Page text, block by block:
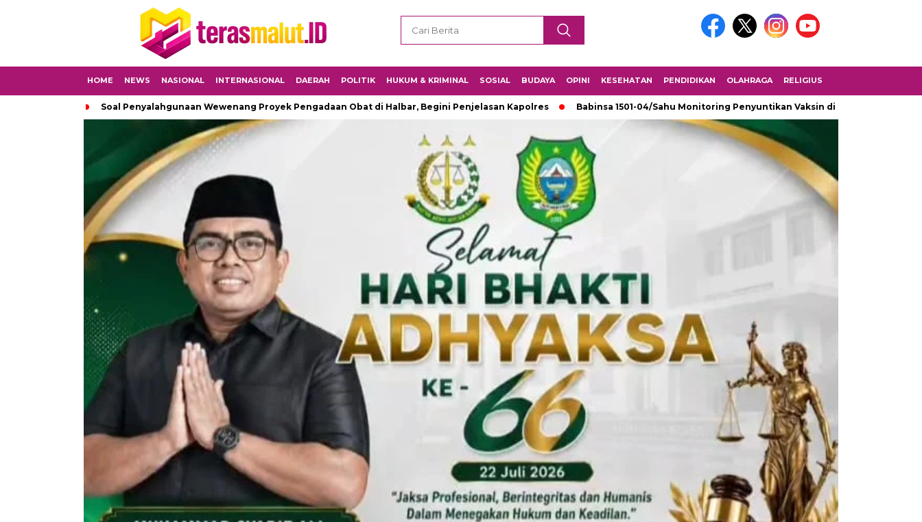
HOME NEWS NASIONAL INTERNASIONAL DAERAH POLITIK HUKUM & KRIMINAL SOSIAL BUDAYA OPINI KESEHATAN PENDIDIKAN OLAHRAGA RELIGIUS
Soal Penyalahgunaan Wewenang Proyek Pengadaan Obat di Halbar, Begini Penjelasan Kapolres Babinsa 1501-04/Sahu Monitoring Penyuntikan Vaksin di SMK Fomarimoi